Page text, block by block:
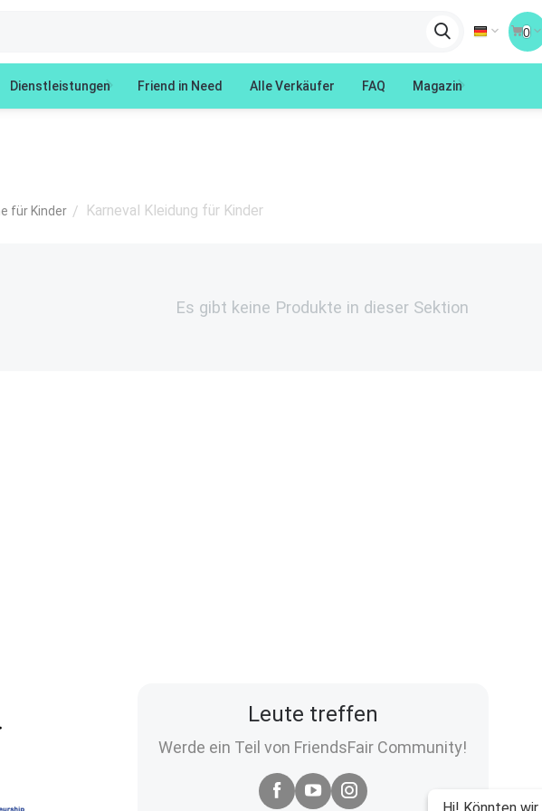
0
Dienstleistungen Friend in Need Alle Verkäufer FAQ Magazin
für Kinder / Karneval Kleidung für Kinder
Es gibt keine Produkte in dieser Sektion
Leute treffen
Werde ein Teil von FriendsFair Community!